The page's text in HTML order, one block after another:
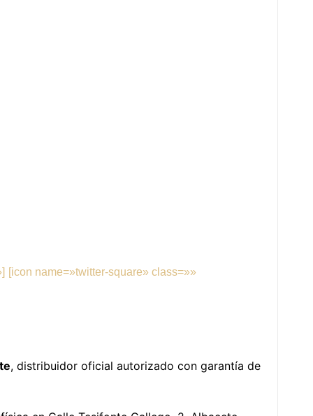
[icon name=»twitter-square» class=»»
, distribuidor oficial autorizado con garantía de